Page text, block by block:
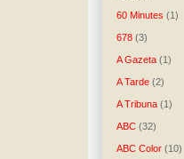
60 Minutes (1)
678 (3)
A Gazeta (1)
A Tarde (2)
A Tribuna (1)
ABC (32)
ABC Color (10)